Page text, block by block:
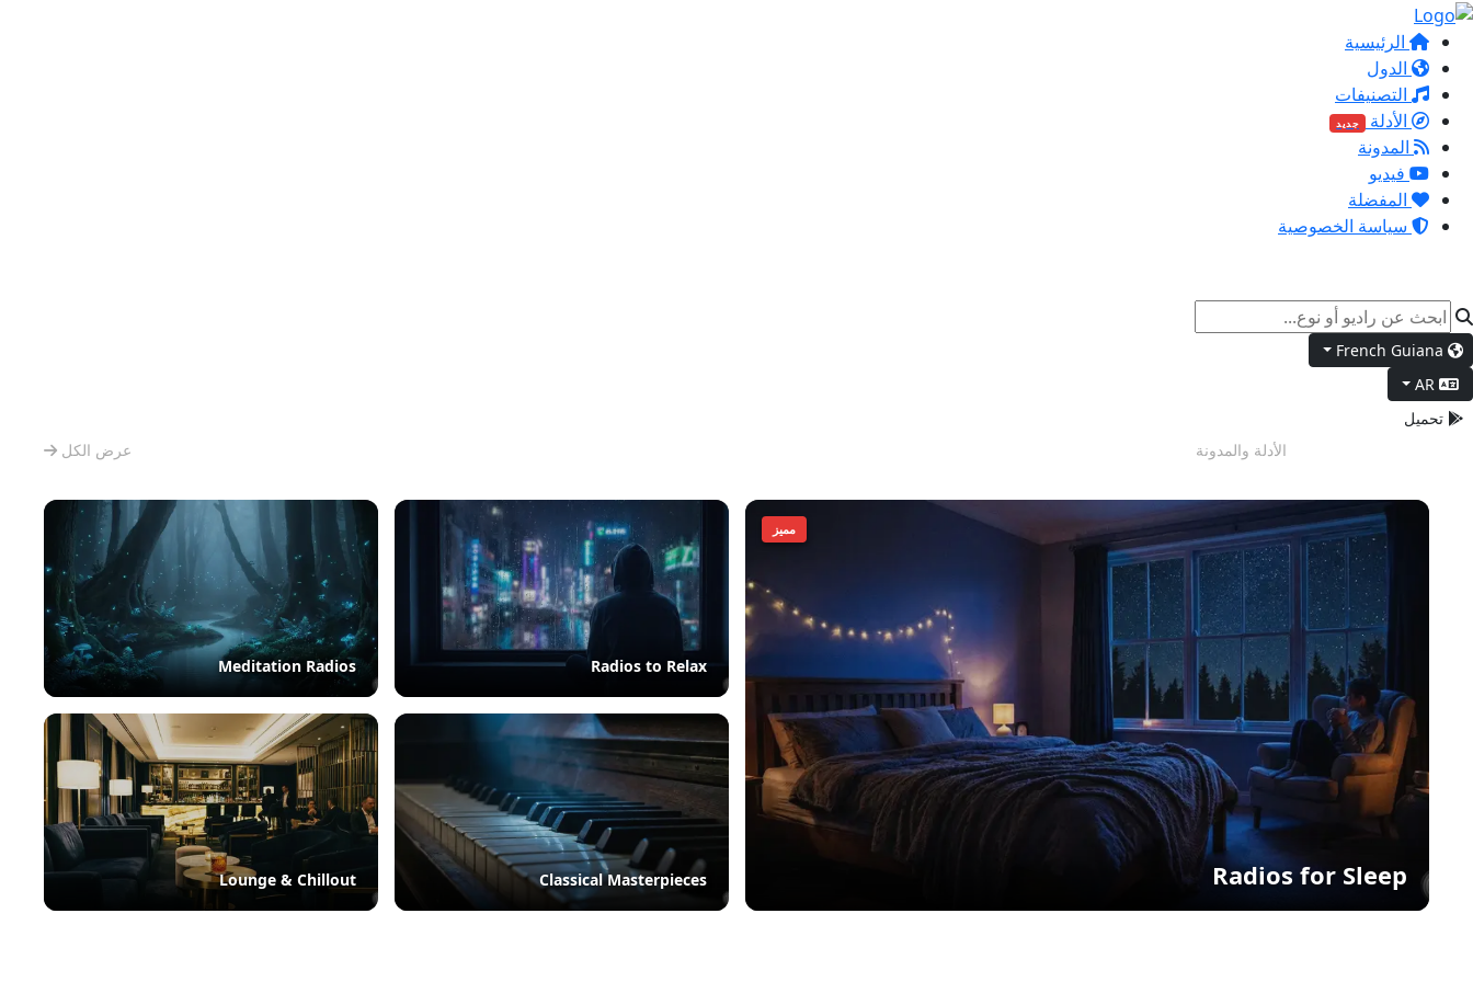
الرئيسية
الدول
التصنيفات
الأدلة
جديد
المدونة
فيديو
المفضلة
سياسة الخصوصية
French Guiana
تحميل
الأدلة والمدونة عرض الكل
مميز
Radios for Sleep
Radios to Relax
Meditation Radios
Classical Masterpieces
Lounge & Chillout